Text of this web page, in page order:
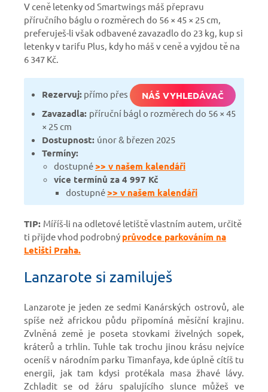
V ceně letenky od Smartwings máš přepravu
příručního báglu o rozměrech do 56 × 45 × 25 cm,
preferuješ-li však odbavené zavazadlo do 23 kg, kup si
letenky v tarifu Plus, kdy ho máš v ceně a vyjdou tě na
6 347 Kč.
Rezervuj: přímo přes
NÁŠ VYHLEDÁVAČ
Zavazadla: příruční bágl o rozměrech do 56 × 45
× 25 cm
Dostupnost: únor & březen 2025
Termíny:
dostupné>> v našem kalendáři
více termínů za 4 997 Kč
dostupné>> v našem kalendáři
TIP: Míříš-li na odletové letiště vlastním autem, určitě
ti přijde vhod podrobný průvodce parkováním na
Letišti Praha.
Lanzarote si zamiluješ
Lanzarote je jeden ze sedmi Kanárských ostrovů, ale
spíše než africkou půdu připomíná měsíční krajinu.
Zvlněná země je poseta stovkami živelných sopek,
kráterů a trhlin. Tuhle tak trochu jinou krásu nejvíce
oceníš v národním parku Timanfaya, kde úplně cítíš tu
energii, jak tam kdysi protékala masa žhavé lávy.
Zchladit se od žáru spalujícího slunce můžeš ve